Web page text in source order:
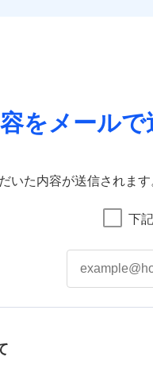
をメールで
いた内容が送信されます
下